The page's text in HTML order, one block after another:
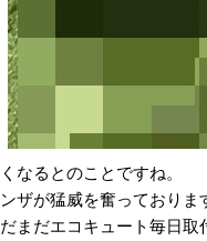
なるとのことですね。
ザが猛威を奮っておりま
まだエコキュート毎日取